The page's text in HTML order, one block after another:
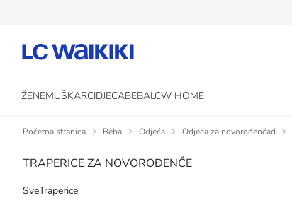
ŽENEMUŠKARCIDJECABEBALCW HOME
Početna stranica Beba Odjeća Odjeća za novorođenčad
TRAPERICE ZA NOVOROĐENČE
SveTraperice